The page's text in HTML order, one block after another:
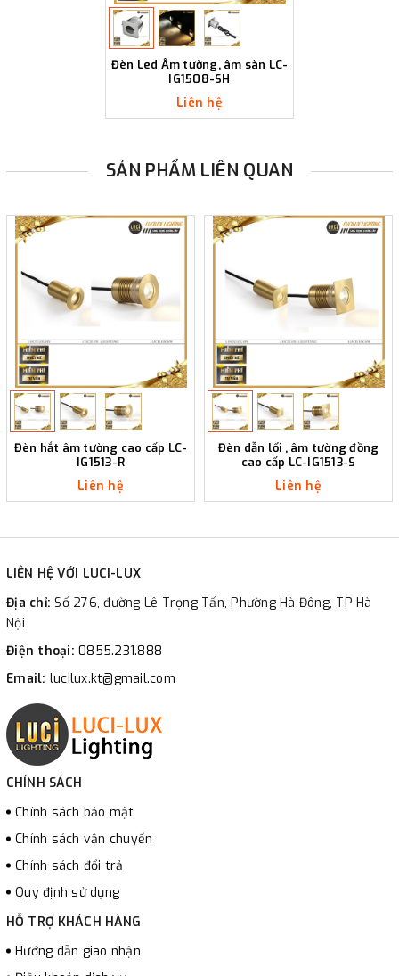
Đèn Led Âm tường, âm sàn LC-
IG1508-SH
Liên hệ
SẢN PHẨM LIÊN QUAN
Đèn hắt âm tường cao cấp LC-
IG1513-R
Liên hệ
Đèn dẫn lối , âm tường đồng
cao cấp LC-IG1513-S
Liên hệ
LIÊN HỆ VỚI LUCI-LUX
Địa chỉ:Số 276, đường Lê Trọng Tấn, Phường Hà Đông, TP Hà
Nội
Điện thoại: 0855.231.888
Email: lucilux.kt@gmail.com
CHÍNH SÁCH
Chính sách bảo mật
Chính sách vận chuyển
Chính sách đổi trả
Quy định sử dụng
HỖ TRỢ KHÁCH HÀNG
Hướng dẫn giao nhận